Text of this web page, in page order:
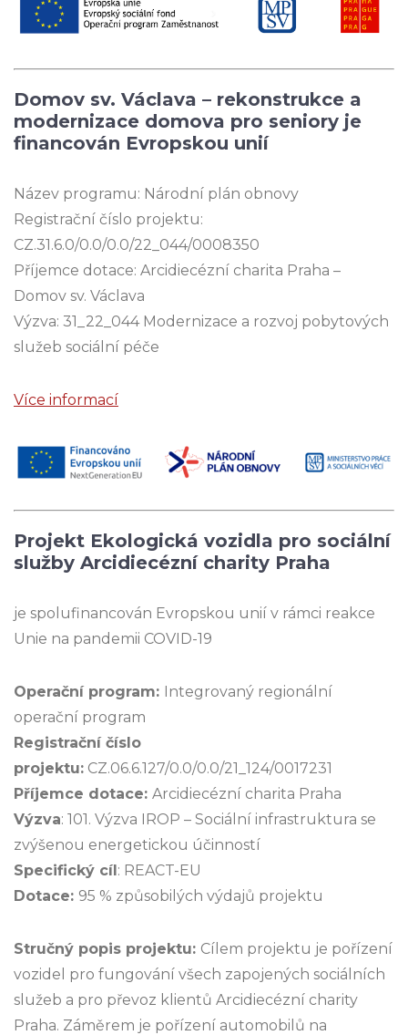
Domov sv. Václava – rekonstrukce a
modernizace domova pro seniory je
financován Evropskou unií
Název programu: Národní plán obnovy
Registrační číslo projektu:
CZ.31.6.0/0.0/0.0/22_044/0008350
Příjemce dotace: Arcidiecézní charita Praha –
Domov sv. Václava
Výzva: 31_22_044 Modernizace a rozvoj pobytových
služeb sociální péče
Více informací
Projekt Ekologická vozidla pro sociální
služby Arcidiecézní charity Praha
je spolufinancován Evropskou unií v rámci reakce
Unie na pandemii COVID-19
Operační program: Integrovaný regionální
operační program
Registrační číslo
projektu: CZ.06.6.127/0.0/0.0/21_124/0017231
Příjemce dotace: Arcidiecézní charita Praha
Výzva: 101. Výzva IROP – Sociální infrastruktura se
zvýšenou energetickou účinností
Specifický cíl: REACT-EU
Dotace: 95 % způsobilých výdajů projektu
Stručný popis projektu: Cílem projektu je pořízení
vozidel pro fungování všech zapojených sociálních
služeb a pro převoz klientů Arcidiecézní charity
Praha. Záměrem je pořízení automobilů na